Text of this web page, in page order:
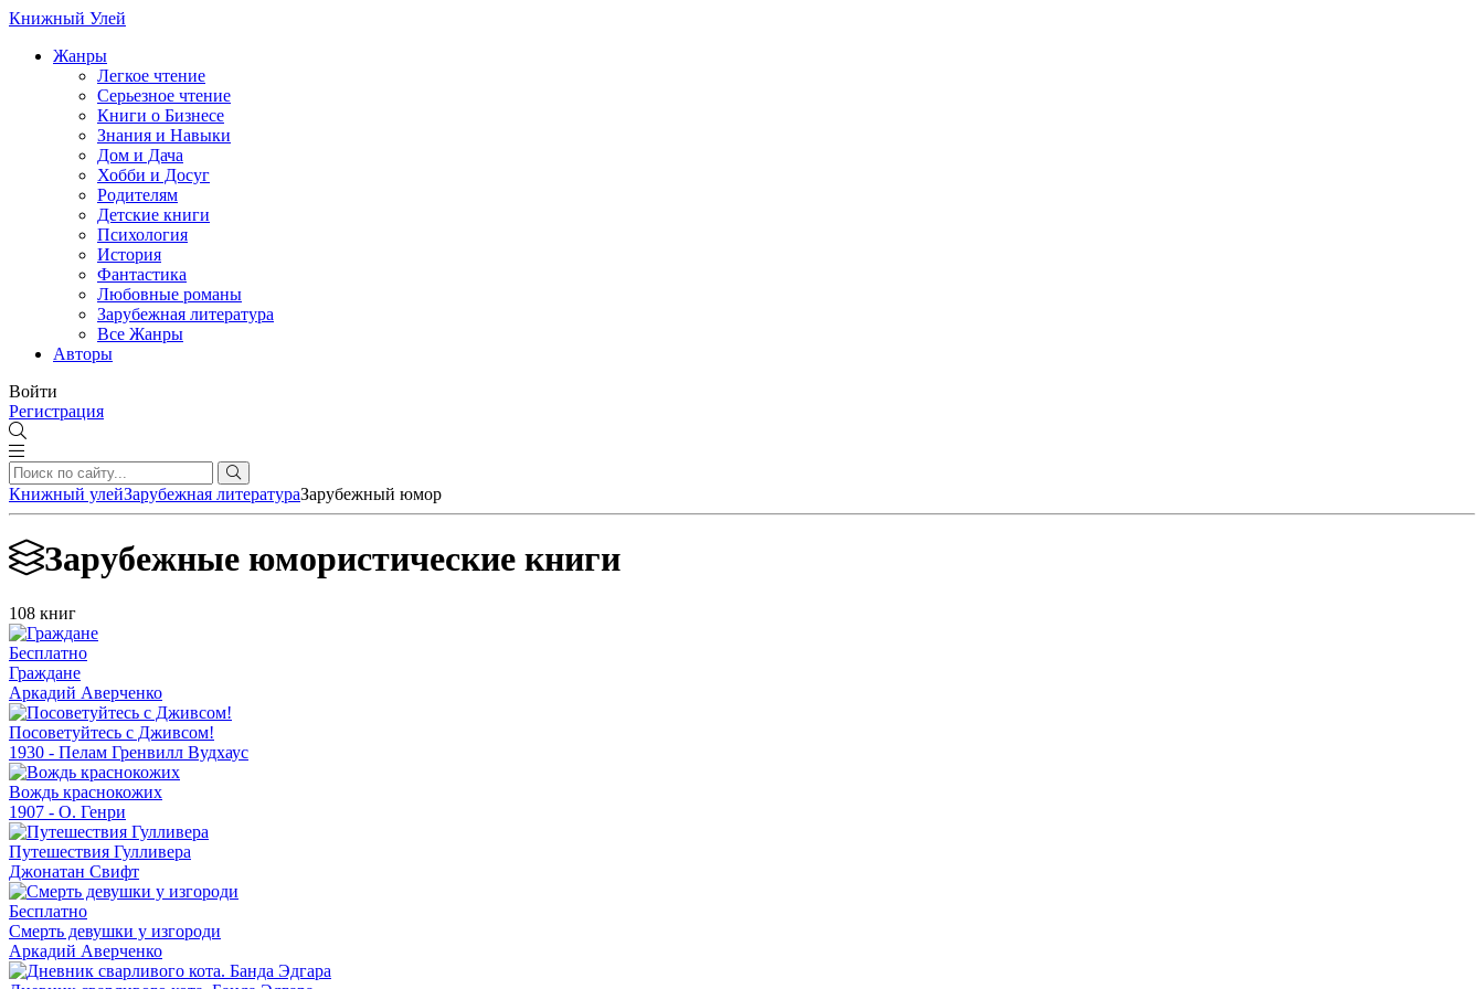
Книжный Улей
Жанры
Легкое чтение
Серьезное чтение
Книги о Бизнесе
Знания и Навыки
Дом и Дача
Хобби и Досуг
Родителям
Детские книги
Психология
История
Фантастика
Любовные романы
Зарубежная литература
Все Жанры
Авторы
Войти
Регистрация
Книжный улейЗарубежная литератураЗарубежный юмор
Зарубежные юмористические книги
108 книг
Бесплатно
Граждане
Аркадий Аверченко
Посоветуйтесь с Дживсом!
1930 - Пелам Гренвилл Вудхаус
Вождь краснокожих
1907 - О. Генри
Путешествия Гулливера
Джонатан Свифт
Бесплатно
Смерть девушки у изгороди
Аркадий Аверченко